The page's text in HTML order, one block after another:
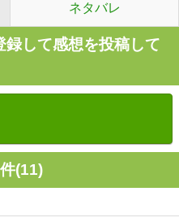
ネタバレ
して感想を投稿して
(11)